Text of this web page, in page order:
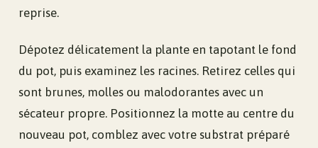
reprise.
Dépotez délicatement la plante en tapotant le fond
du pot, puis examinez les racines. Retirez celles qui
sont brunes, molles ou malodorantes avec un
sécateur propre. Positionnez la motte au centre du
nouveau pot, comblez avec votre substrat préparé